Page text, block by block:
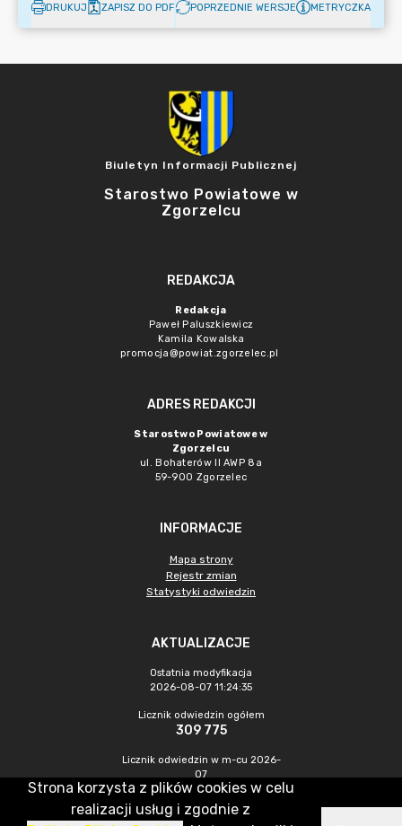
DRUKUJ ZAPISZ DO PDF POPRZEDNIE WERSJE METRYCZKA
Biuletyn Informacji Publicznej
Starostwo Powiatowe w
Zgorzelcu
REDAKCJA
Redakcja
Paweł Paluszkiewicz
Kamila Kowalska
promocja@powiat.zgorzelec.pl
ADRES REDAKCJI
Starostwo Powiatowe w
Zgorzelcu
ul. Bohaterów II AWP 8a
59-900 Zgorzelec
INFORMACJE
Mapa strony
Rejestr zmian
Statystyki odwiedzin
AKTUALIZACJE
Ostatnia modyfikacja
2026-08-07 11:24:35
Licznik odwiedzin ogółem
309 775
Licznik odwiedzin w m-cu 2026-
07
473
Strona korzysta z plików cookies w celu
realizacji usług i zgodnie z